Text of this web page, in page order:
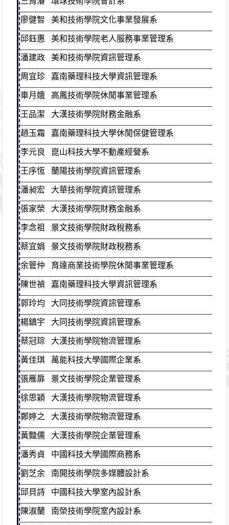
廖健智 美和技術學院文化事業發展系
邱鈺惠 美和技術學院老人服務事業管理系
潘建政 美和技術學院資訊管理系
周宜珍 嘉南藥理科技大學資訊管理系
車月娥 高鳳技術學院休閒事業管理系
王品潔 大漢技術學院財務金融系
趙玉霜 嘉南藥理科技大學休閒保健管理系
李元良 崑山科技大學不動產經營系
王序恆 蘭陽技術學院資訊管理系
潘昶宏 大華技術學院資訊管理系
張家榮 大漢技術學院財務金融系
李念祖 景文技術學院財政稅務系
蔡宜娟 景文技術學院財政稅務系
余管仲 育達商業技術學院休閒事業管理系
陳世禎 嘉南藥理科技大學資訊管理系
郭玲均 大同技術學院資訊管理系
楊鎮宇 大同技術學院資訊管理系
蔡冠琮 大漢技術學院物流管理系
黃佳琪 萬能科技大學國際企業系
張雁扉 景文技術學院企業管理系
徐思穎 大漢技術學院物流管理系
鄭婷之 大漢技術學院物流管理系
黃豔儒 大漢技術學院企業管理系
潘秀貞 中國科技大學國際商務系
劉芝余 南開技術學院多媒體設計系
邱貝詩 中國科技大學室內設計系
陳淑蘭 南榮技術學院室內設計系